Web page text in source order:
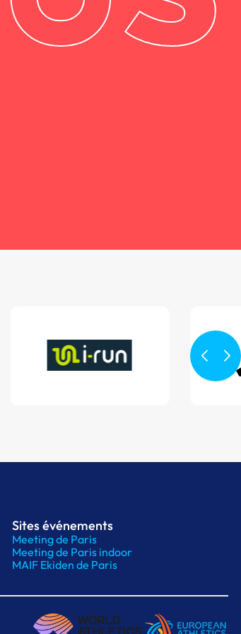
Sites événements
Meeting de Paris
Meeting de Paris indoor
MAIF Ekiden de Paris